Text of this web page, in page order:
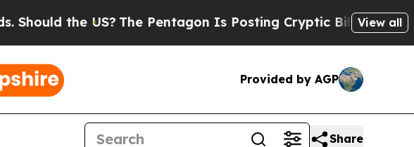
the US?The Pentagon Is Posting Cryptic Biblical Messages
View all
Provided by AGP
Share